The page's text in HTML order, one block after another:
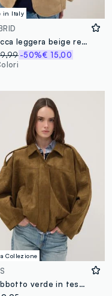
in Italy
Giacca leggera beige regular fit con tasche
-50%€ 15,00
Collezione
Giubbotto verde in tessuto elasticizzato con zip regular fit